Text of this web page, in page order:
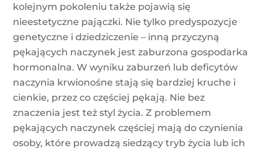
kolejnym pokoleniu także pojawią się
nieestetyczne pajączki. Nie tylko predyspozycje
genetyczne i dziedziczenie – inną przyczyną
pękających naczynek jest zaburzona gospodarka
hormonalna. W wyniku zaburzeń lub deficytów
naczynia krwionośne stają się bardziej kruche i
cienkie, przez co częściej pękają. Nie bez
znaczenia jest też styl życia. Z problemem
pękających naczynek częściej mają do czynienia
osoby, które prowadzą siedzący tryb życia lub ich